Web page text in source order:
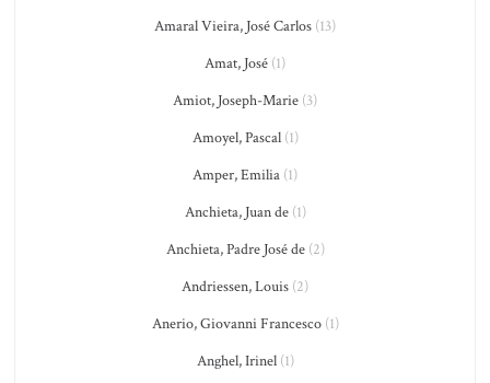
Amaral Vieira, José Carlos (13)
Amat, José (1)
Amiot, Joseph-Marie (3)
Amoyel, Pascal(1)
Amper, Emilia (1)
Anchieta, Juan de(1)
Anchieta, Padre José de(2)
Andriessen, Louis (2)
Anerio, Giovanni Francesco(1)
Anghel, Irinel(1)